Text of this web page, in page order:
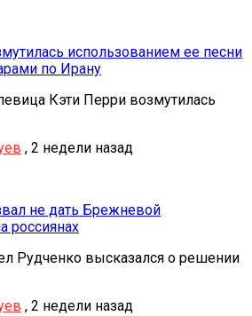
использованием ее песни
по Ирану
Кэти Перри возмутилась
, 2 недели назад
не дать Брежневой
россиянах
Рудченко высказался о решении
, 2 недели назад